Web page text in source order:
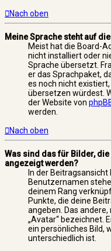
Nach oben
Meine Sprache steht auf
Meist hat die Board-
nicht installiert oder
Sprache übersetzt.
er das Sprachpaket,
es noch nicht
übersetzen würdest.
der Website von
werden.
Nach oben
Was sind das für Bilder,
angezeigt werden?
In der Beitragsansicht
Benutzernamen
deinem Rang
Punkte, die deine
angeben. Das
„Avatar“ bezeichnet.
ein persönliches Bild,
unterschiedlich ist.